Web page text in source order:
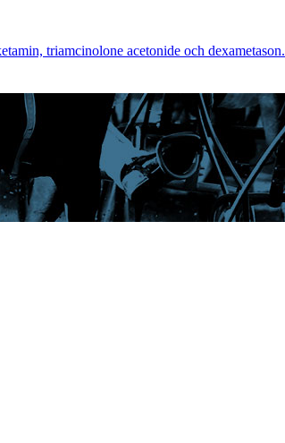
triamcinolone acetonide och dexametason.